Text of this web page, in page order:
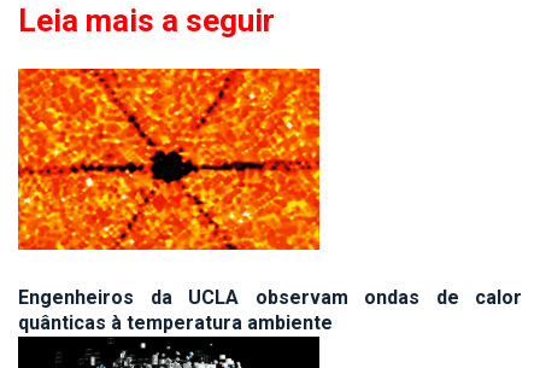
Leia mais a seguir
Engenheiros da UCLA observam ondas de calor
quânticas à temperatura ambiente